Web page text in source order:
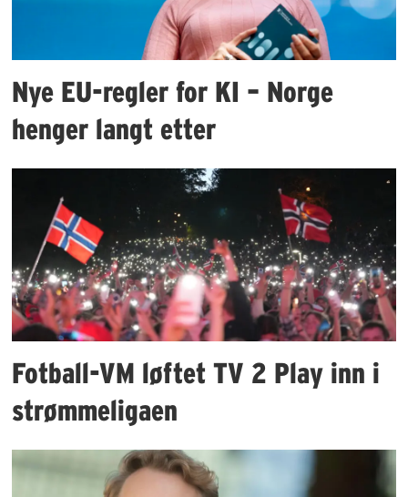
Nye EU-regler for KI – Norge
henger langt etter
Fotball-VM løftet TV 2 Play inn i
strømmeligaen